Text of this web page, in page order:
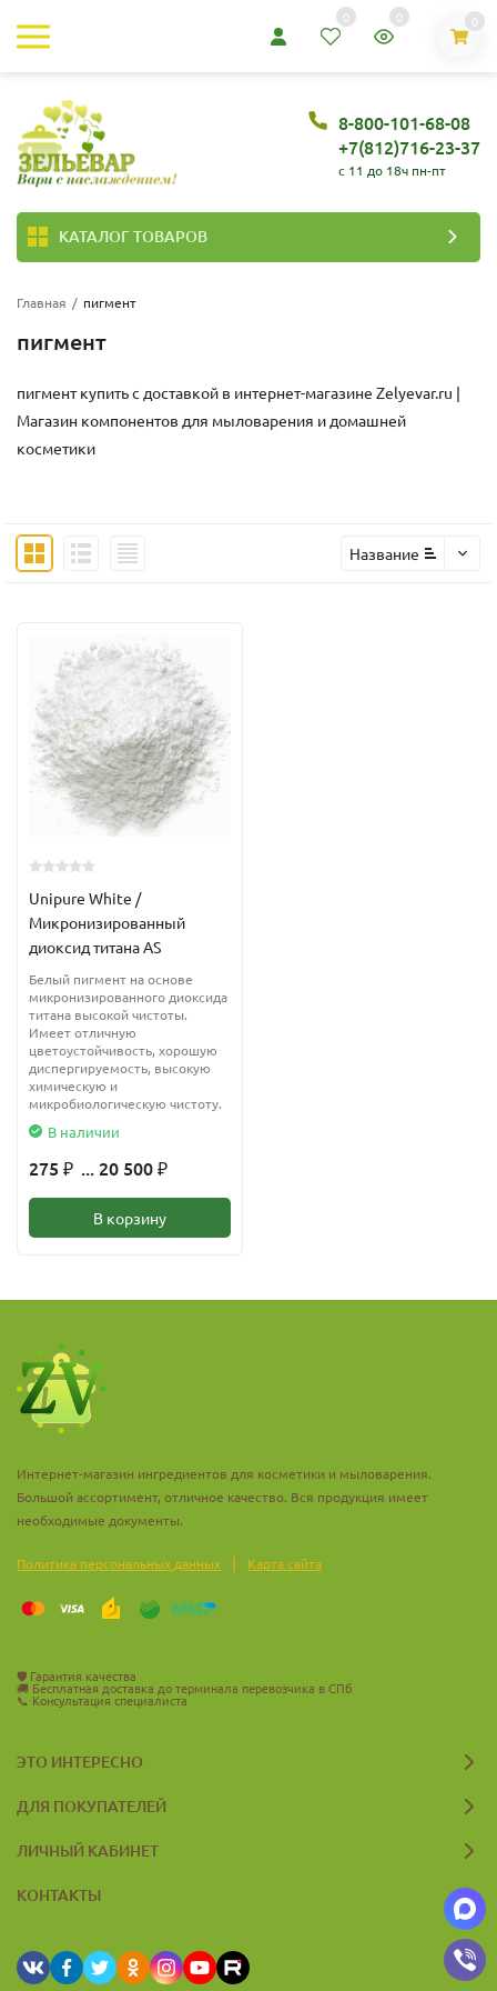
0 0 0
8-800-101-68-08
+7(812)716-23-37
c 11 до 18ч пн-пт
КАТАЛОГ ТОВАРОВ
Главная / пигмент
пигмент
пигмент купить с доставкой в интернет-магазине Zelyevar.ru |
Магазин компонентов для мыловарения и домашней
косметики
Название
Unipure White /
Микронизированный
диоксид титана AS
Белый пигмент на основе
микронизированного диоксида
титана высокой чистоты.
Имеет отличную
цветоустойчивость, хорошую
диспергируемость, высокую
химическую и
микробиологическую чистоту.
В наличии
275 ₽ ... 20 500 ₽
В корзину
Интернет-магазин ингредиентов для косметики и мыловарения.
Большой ассортимент, отличное качество. Вся продукция имеет
необходимые документы.
Политика персональных данных | Карта сайта
🛡️ Гарантия качества
🚚 Бесплатная доставка до терминала перевозчика в СПб
📞 Консультация специалиста
ЭТО ИНТЕРЕСНО
ДЛЯ ПОКУПАТЕЛЕЙ
ЛИЧНЫЙ КАБИНЕТ
КОНТАКТЫ